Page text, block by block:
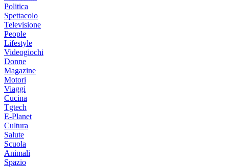
Politica
Spettacolo
Televisione
People
Lifestyle
Videogiochi
Donne
Magazine
Motori
Viaggi
Cucina
Tgtech
E-Planet
Cultura
Salute
Scuola
Animali
Spazio